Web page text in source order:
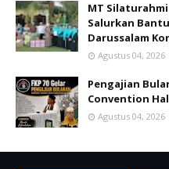
MT
Salurkan
Darussalam
Agustus 04, 2026
Pengajian
Convention
Agustus 04, 2026